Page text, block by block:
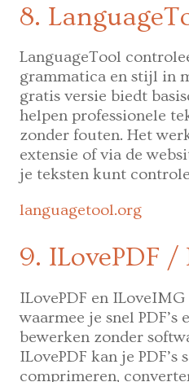
8.
LanguageTool
grammatica en stijl in
gratis versie biedt
helpen professionele
zonder fouten. Het
extensie of via de
je teksten kunt
languagetool.org
9. ILovePDF /
ILovePDF en
waarmee je snel
bewerken zonder
ILovePDF kan je PDF’s
comprimeren,